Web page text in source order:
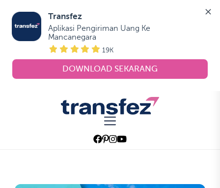
Transfez
Aplikasi Pengiriman Uang Ke
Mancanegara
19K
DOWNLOAD SEKARANG
Transfez